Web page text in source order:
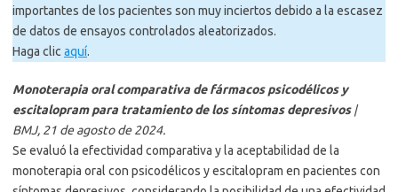
importantes de los pacientes son muy inciertos debido a la escasez
de datos de ensayos controlados aleatorizados.
Haga clicaquí.
Monoterapia oral comparativa de fármacos psicodélicos y
escitalopram para tratamiento de los síntomas depresivos|
BMJ, 21 de agosto de 2024.
Se evaluó la efectividad comparativa y la aceptabilidad de la
monoterapia oral con psicodélicos y escitalopram en pacientes con